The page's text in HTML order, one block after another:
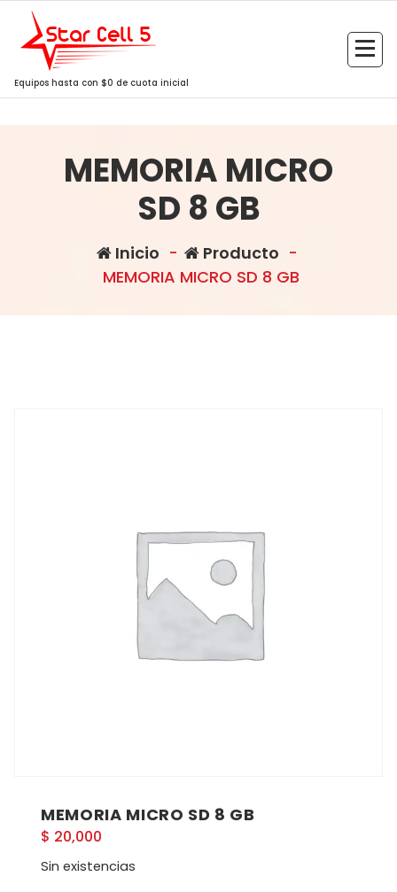
Saltar
contenido
Equipos hasta con $0 de cuota inicial
MEMORIA MICRO
SD 8 GB
Inicio - Producto -
MEMORIA MICRO SD 8 GB
MEMORIA MICRO SD 8 GB
$ 20,000
Sin existencias